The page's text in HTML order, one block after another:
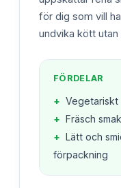
för dig som vill
undvika kött
FÖRDELAR
+ Vegetariskt
+ Fräsch smak
+ Lätt och
förpackning